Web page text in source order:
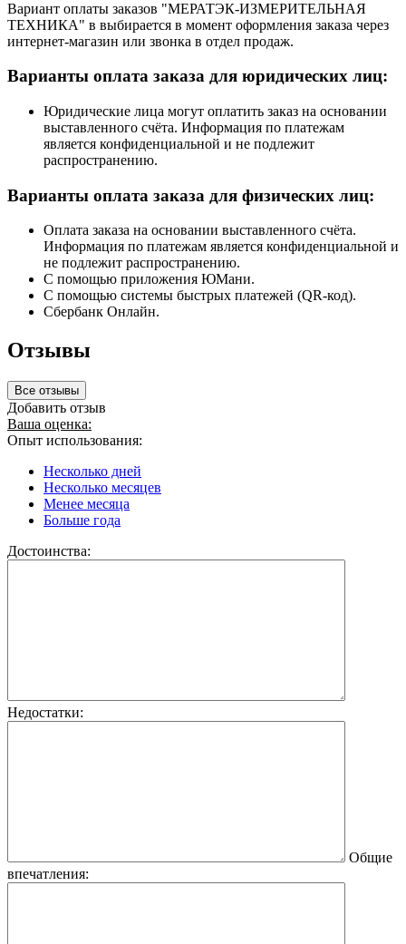
Вариант оплаты заказов "МЕРАТЭК-ИЗМЕРИТЕЛЬНАЯ
ТЕХНИКА" в выбирается в момент оформления заказа через
интернет-магазин или звонка в отдел продаж.
Варианты оплата заказа для юридических лиц:
Юридические лица могут оплатить заказ на основании
выставленного счёта. Информация по платежам
является конфиденциальной и не подлежит
распространению.
Варианты оплата заказа для физических лиц:
Оплата заказа на основании выставленного счёта.
Информация по платежам является конфиденциальной и
не подлежит распространению.
С помощью приложения ЮМани.
С помощью системы быстрых платежей (QR-код).
Сбербанк Онлайн.
Отзывы
Все отзывы
Добавить отзыв
Ваша оценка:
Опыт использования:
Несколько дней
Несколько месяцев
Менее месяца
Больше года
Достоинства:
Недостатки:
Общие
впечатления: